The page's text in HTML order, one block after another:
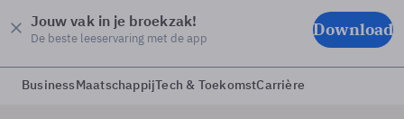
Jouw vak in je broekzak!
De beste leeservaring met de app Download
BusinessMaatschappijTech & ToekomstCarrière